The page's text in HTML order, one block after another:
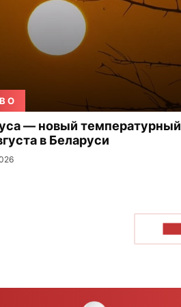
— новый температурный
в Беларуси